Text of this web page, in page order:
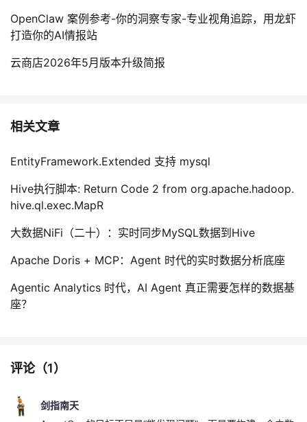
OpenClaw 案例参考-你的洞察专家-专业视角追踪，用龙虾
打造你的AI情报站
云商店2026年5月版本升级简报
相关文章
EntityFramework.Extended 支持 mysql
Hive执行脚本: Return Code 2 from org.apache.hadoop.
hive.ql.exec.MapR
大数据NiFi（二十）：实时同步MySQL数据到Hive
Apache Doris + MCP：Agent 时代的实时数据分析底座
Agentic Analytics 时代，AI Agent 真正需要怎样的数据基
座？
评论（1）
剑指南天